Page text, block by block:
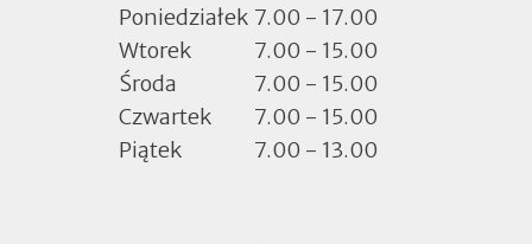
zakładce
Poniedziałek 7.00 - 17.00
Wtorek
7.00 - 15.00
Środa
7.00 - 15.00
Czwartek
7.00 - 15.00
Piątek
7.00 - 13.00